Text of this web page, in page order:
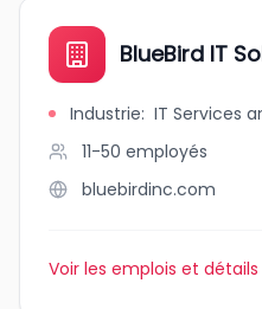
BlueBird IT
Industrie: IT Services
11-50 employés
bluebirdinc.com
Voir les emplois et détails